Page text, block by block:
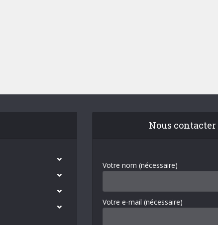
Nous contacter
Votre nom (nécessaire)
Votre e-mail (nécessaire)